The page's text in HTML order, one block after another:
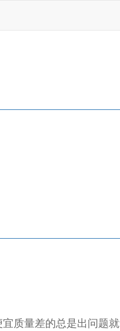
质量差的总是出问题